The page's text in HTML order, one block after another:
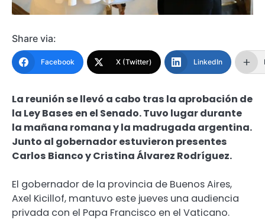
Share via:
Facebook X (Twitter) LinkedIn
La reunión se llevó a cabo tras la aprobación de
la Ley Bases en el Senado. Tuvo lugar durante
la mañana romana y la madrugada argentina.
Junto al gobernador estuvieron presentes
Carlos Bianco y Cristina Álvarez Rodríguez.
El gobernador de la provincia de Buenos Aires,
Axel Kicillof, mantuvo este jueves una audiencia
privada con el Papa Francisco en el Vaticano.